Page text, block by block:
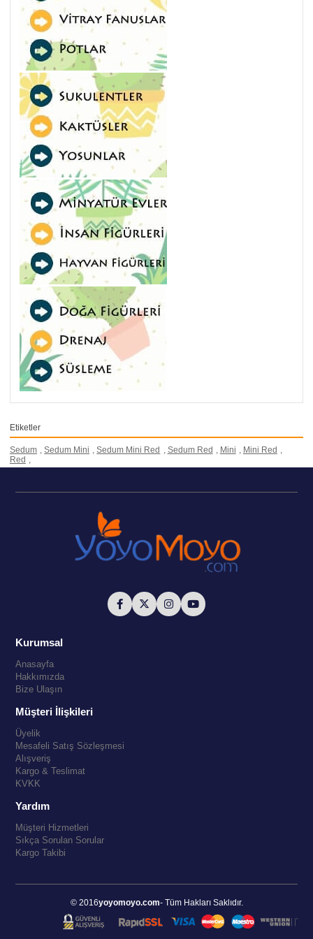
Etiketler
Sedum , Sedum Mini , Sedum Mini Red , Sedum Red , Mini , Mini Red ,
Red ,
Kurumsal
Anasayfa
Hakkımızda
Bize Ulaşın
Müşteri İlişkileri
Üyelik
Mesafeli Satış Sözleşmesi
Alışveriş
Kargo & Teslimat
KVKK
Yardım
Müşteri Hizmetleri
Sıkça Sorulan Sorular
Kargo Takibi
© 2016yoyomoyo.com- Tüm Hakları Saklıdır.